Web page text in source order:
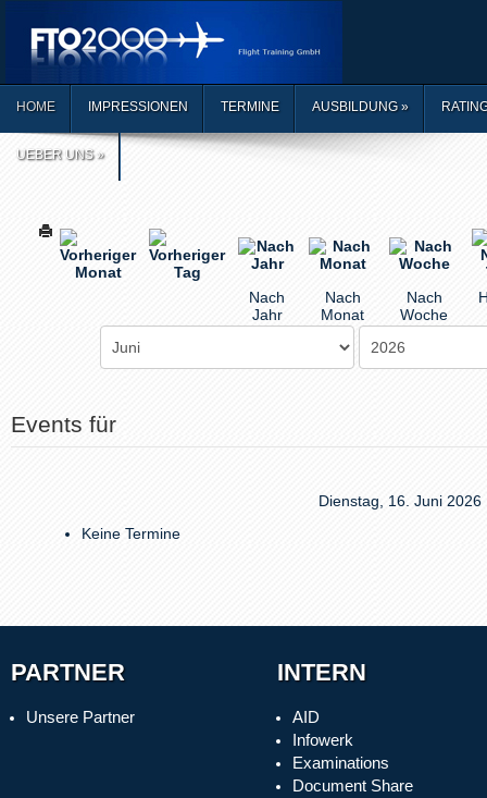
HOME IMPRESSIONEN TERMINE AUSBILDUNG»
UEBER UNS»
Nach
Jahr
Nach
Monat
Nach
Woche
Events für
Dienstag, 16. Juni 2026
Keine Termine
PARTNER
Unsere Partner
INTERN
AID
Infowerk
Examinations
Document Share